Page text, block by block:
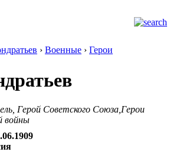
› Военные › Герои
Герой Советского Союза,Герои
войны